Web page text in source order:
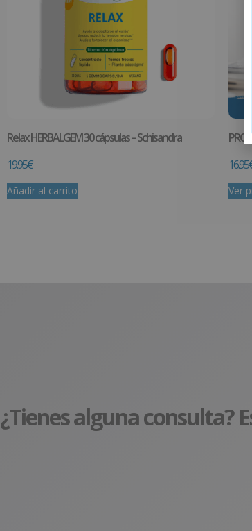
Relax HERBALGEM 30 cápsulas – Schisandra
19.95€
Añadir al carrito
16.95
Ver
¿Tienes alguna consulta?